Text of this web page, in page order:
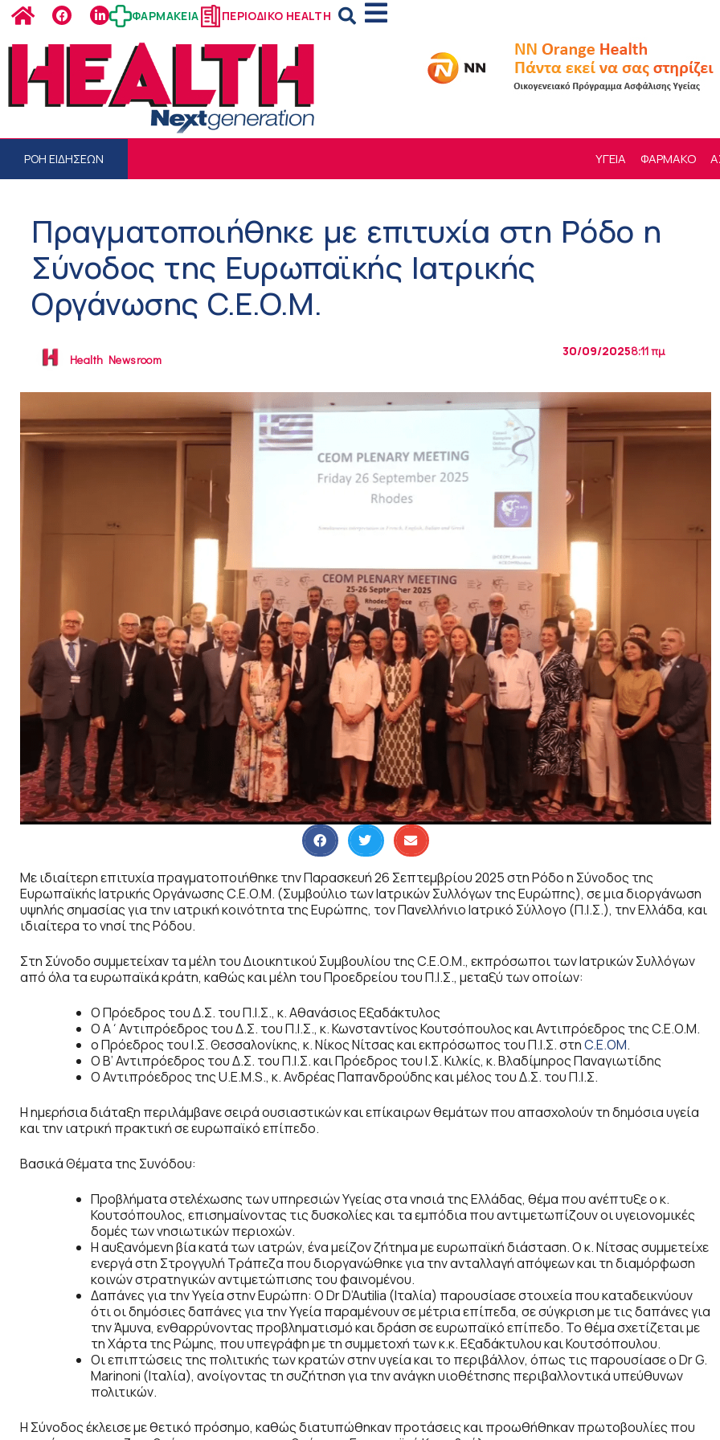
ΦΑΡΜΑΚΕΙΑ ΠΕΡΙΟΔΙΚΟ HEALTH
ΡΟΗ ΕΙΔΗΣΕΩΝ ΥΓΕΙΑ ΦΑΡΜΑΚΟ
Πραγματοποιήθηκε με επιτυχία στη Ρόδο η
Σύνοδος της Ευρωπαϊκής Ιατρικής
Οργάνωσης C.E.O.M.
Health Newsroom
30/09/20258:11 πμ
Με ιδιαίτερη επιτυχία πραγματοποιήθηκε την Παρασκευή 26 Σεπτεμβρίου 2025 στη Ρόδο η Σύνοδος της
Ευρωπαϊκής Ιατρικής Οργάνωσης C.E.O.M. (Συμβούλιο των Ιατρικών Συλλόγων της Ευρώπης), σε μια διοργάνωση
υψηλής σημασίας για την ιατρική κοινότητα της Ευρώπης, τον Πανελλήνιο Ιατρικό Σύλλογο (Π.Ι.Σ.), την Ελλάδα, και
ιδιαίτερα το νησί της Ρόδου.
Στη Σύνοδο συμμετείχαν τα μέλη του Διοικητικού Συμβουλίου της C.E.O.M., εκπρόσωποι των Ιατρικών Συλλόγων
από όλα τα ευρωπαϊκά κράτη, καθώς και μέλη του Προεδρείου του Π.Ι.Σ., μεταξύ των οποίων:
Ο Πρόεδρος του Δ.Σ. του Π.Ι.Σ., κ. Αθανάσιος Εξαδάκτυλος
Ο Α΄Αντιπρόεδρος του Δ.Σ. του Π.Ι.Σ., κ. Κωνσταντίνος Κουτσόπουλος και Αντιπρόεδρος της C.E.O.M.
ο Πρόεδρος του Ι.Σ. Θεσσαλονίκης, κ. Νίκος Νίτσας και εκπρόσωπος του Π.Ι.Σ. στηC.E.OM.
Ο Β’ Αντιπρόεδρος του Δ.Σ. του Π.Ι.Σ. και Πρόεδρος του Ι.Σ. Κιλκίς, κ. Βλαδίμηρος Παναγιωτίδης
Ο Αντιπρόεδρος της U.E.M.S., κ. Ανδρέας Παπανδρούδης και μέλος του Δ.Σ. του Π.Ι.Σ.
Η ημερήσια διάταξη περιλάμβανε σειρά ουσιαστικών και επίκαιρων θεμάτων που απασχολούν τη δημόσια υγεία
και την ιατρική πρακτική σε ευρωπαϊκό επίπεδο.
Βασικά Θέματα της Συνόδου:
Προβλήματα στελέχωσης των υπηρεσιών Υγείας στα νησιά της Ελλάδας, θέμα που ανέπτυξε ο κ.
Κουτσόπουλος, επισημαίνοντας τις δυσκολίες και τα εμπόδια που αντιμετωπίζουν οι υγειονομικές
δομές των νησιωτικών περιοχών.
Η αυξανόμενη βία κατά των ιατρών, ένα μείζον ζήτημα με ευρωπαϊκή διάσταση. Ο κ. Νίτσας συμμετείχε
ενεργά στη Στρογγυλή Τράπεζα που διοργανώθηκε για την ανταλλαγή απόψεων και τη διαμόρφωση
κοινών στρατηγικών αντιμετώπισης του φαινομένου.
Δαπάνες για την Υγεία στην Ευρώπη: Ο Dr D’Autilia (Ιταλία) παρουσίασε στοιχεία που καταδεικνύουν
ότι οι δημόσιες δαπάνες για την Υγεία παραμένουν σε μέτρια επίπεδα, σε σύγκριση με τις δαπάνες για
την Άμυνα, ενθαρρύνοντας προβληματισμό και δράση σε ευρωπαϊκό επίπεδο. Το θέμα σχετίζεται με
τη Χάρτα της Ρώμης, που υπεγράφη με τη συμμετοχή των κ.κ. Εξαδάκτυλου και Κουτσόπουλου.
Οι επιπτώσεις της πολιτικής των κρατών στην υγεία και το περιβάλλον, όπως τις παρουσίασε ο Dr G.
Marinoni (Ιταλία), ανοίγοντας τη συζήτηση για την ανάγκη υιοθέτησης περιβαλλοντικά υπεύθυνων
πολιτικών.
Η Σύνοδος έκλεισε με θετικό πρόσημο, καθώς διατυπώθηκαν προτάσεις και προωθήθηκαν πρωτοβουλίες που